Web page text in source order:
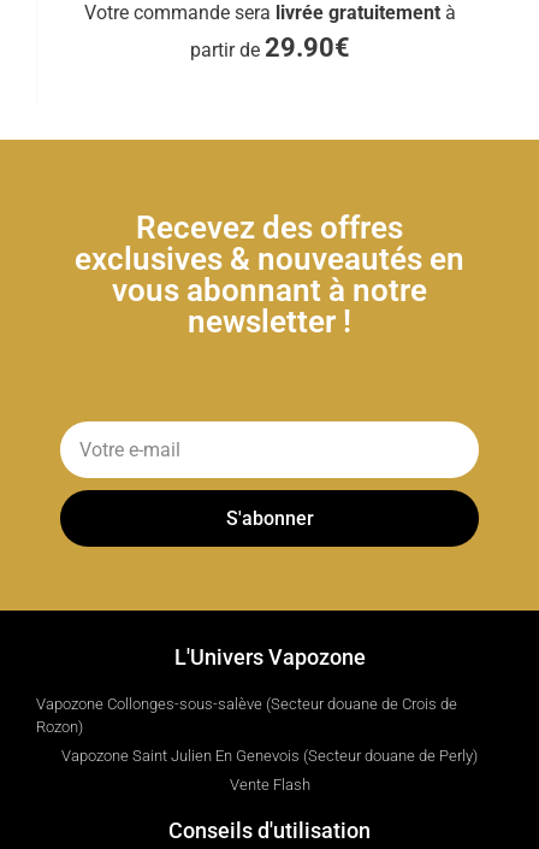
Votre commande sera livrée gratuitement à
partir de 29.90€
Recevez des offres
exclusives & nouveautés en
vous abonnant à notre
newsletter !
S'abonner
L'Univers Vapozone
Vapozone Collonges-sous-salève (Secteur douane de Crois de
Rozon)
Vapozone Saint Julien En Genevois (Secteur douane de Perly)
Vente Flash
Conseils d'utilisation